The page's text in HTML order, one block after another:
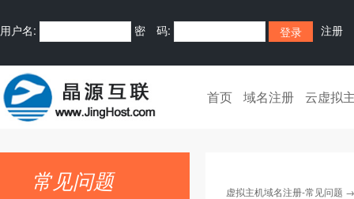
用户名: 密 码: 注册
首页 域名注册 云虚拟
常见问题 虚拟主机域名注册-常见问题